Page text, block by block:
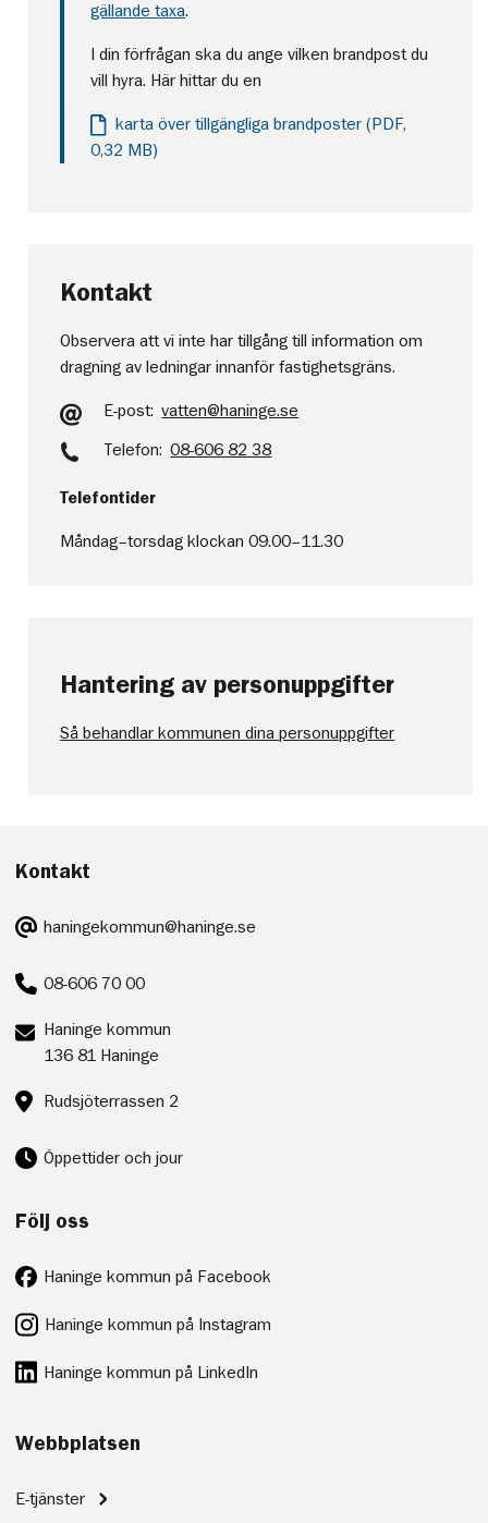
gällande taxa.
I din förfrågan ska du ange vilken brandpost du
vill hyra. Här hittar du en
karta över tillgängliga brandposter (PDF,
0,32 MB)
Kontakt
Observera att vi inte har tillgång till information om
dragning av ledningar innanför fastighetsgräns.
E-post: vatten@haninge.se
Telefon: 08-606 82 38
Telefontider
Måndag–torsdag klockan 09.00–11.30
Hantering av personuppgifter
Så behandlar kommunen dina personuppgifter
Kontakt
E-
post:
haningekommun@haninge.se
Telefon:
08-606 70 00
Postadress:
Haninge kommun
136 81 Haninge
Besöksadress:
Rudsjöterrassen 2
Öppettider och jour
Följ oss
Haninge kommun på Facebook
Haninge kommun på Instagram
Haninge kommun på LinkedIn
Webbplatsen
E-tjänster